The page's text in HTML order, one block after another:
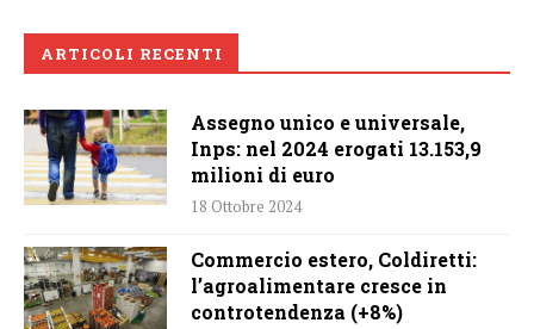
ARTICOLI RECENTI
Assegno unico e universale,
Inps: nel 2024 erogati 13.153,9
milioni di euro
18 Ottobre 2024
Commercio estero, Coldiretti:
l’agroalimentare cresce in
controtendenza (+8%)